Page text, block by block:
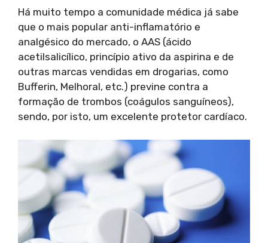
Há muito tempo a comunidade médica já sabe
que o mais popular anti-inflamatório e
analgésico do mercado, o AAS (ácido
acetilsalicílico, princípio ativo da aspirina e de
outras marcas vendidas em drogarias, como
Bufferin, Melhoral, etc.) previne contra a
formação de trombos (coágulos sanguíneos),
sendo, por isto, um excelente protetor cardíaco.